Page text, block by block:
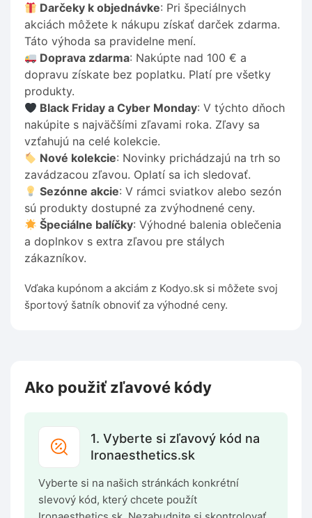
Darčeky k objednávke: Pri špeciálnych
akciách môžete k nákupu získať darček zdarma.
Táto výhoda sa pravidelne mení.
Doprava zdarma: Nakúpte nad 100 € a
dopravu získate bez poplatku. Platí pre všetky
produkty.
Black Friday a Cyber Monday: V týchto dňoch
nakúpite s najväčšími zľavami roka. Zľavy sa
vzťahujú na celé kolekcie.
Nové kolekcie: Novinky prichádzajú na trh so
zavádzacou zľavou. Oplatí sa ich sledovať.
Sezónne akcie: V rámci sviatkov alebo sezón
sú produkty dostupné za zvýhodnené ceny.
Špeciálne balíčky: Výhodné balenia oblečenia
a doplnkov s extra zľavou pre stálych
zákazníkov.
Vďaka kupónom a akciám z Kodyo.sk si môžete svoj
športový šatník obnoviť za výhodné ceny.
Ako použiť zľavové kódy
1. Vyberte si zľavový kód na
Ironaesthetics.sk
Vyberte si na našich stránkách konkrétní
slevový kód, který chcete použít